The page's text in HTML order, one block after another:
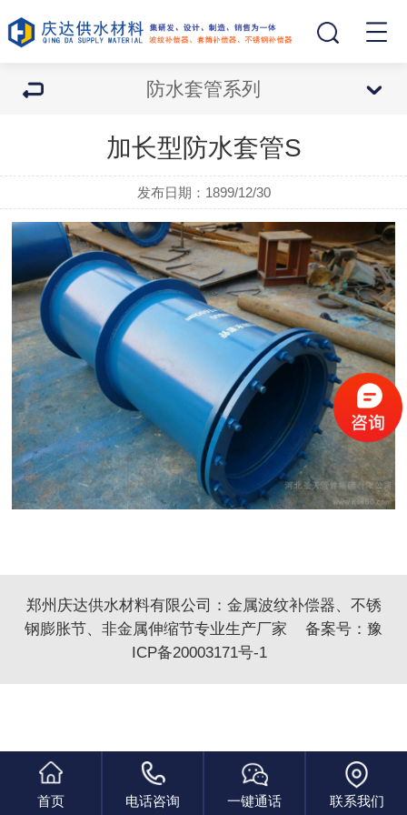
防水套管系列
加长型防水套管S
发布日期：1899/12/30
郑州庆达供水材料有限公司： 金属波纹补偿器、 不锈
钢膨胀节、 非金属伸缩节专业生产厂家 备案号： 豫
ICP备20003171号-1
首页 电话咨询 一键通话 联系我们